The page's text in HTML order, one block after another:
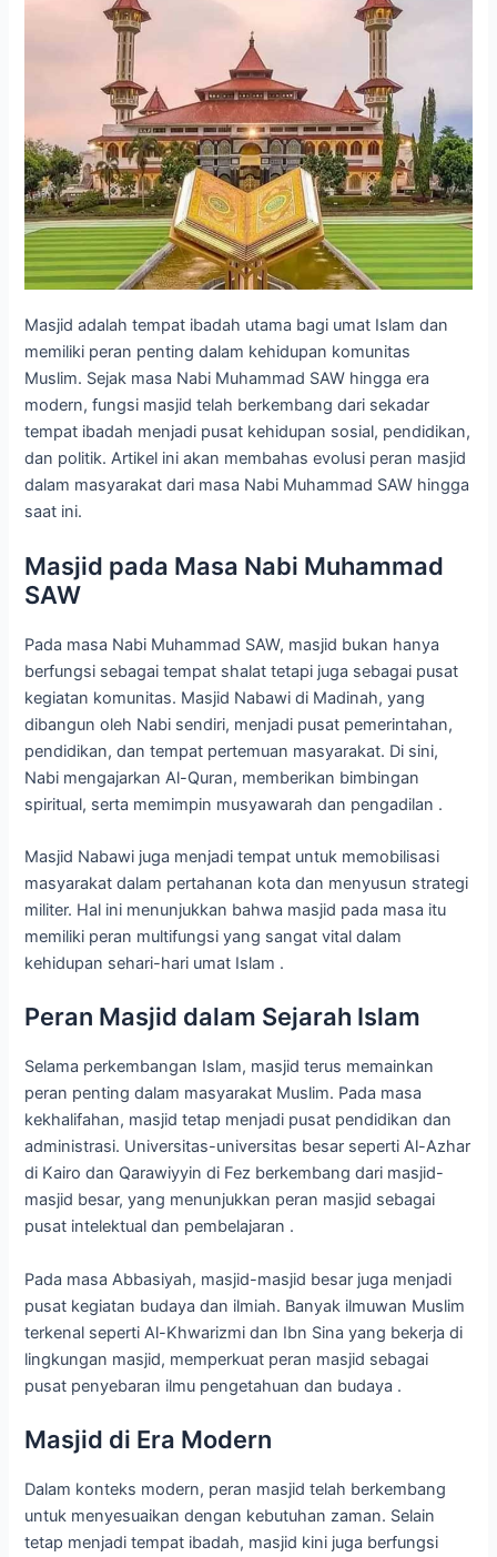
Masjid adalah tempat ibadah utama bagi umat Islam dan
memiliki peran penting dalam kehidupan komunitas
Muslim. Sejak masa Nabi Muhammad SAW hingga era
modern, fungsi masjid telah berkembang dari sekadar
tempat ibadah menjadi pusat kehidupan sosial, pendidikan,
dan politik. Artikel ini akan membahas evolusi peran masjid
dalam masyarakat dari masa Nabi Muhammad SAW hingga
saat ini.
Masjid pada Masa Nabi Muhammad
SAW
Pada masa Nabi Muhammad SAW, masjid bukan hanya
berfungsi sebagai tempat shalat tetapi juga sebagai pusat
kegiatan komunitas. Masjid Nabawi di Madinah, yang
dibangun oleh Nabi sendiri, menjadi pusat pemerintahan,
pendidikan, dan tempat pertemuan masyarakat. Di sini,
Nabi mengajarkan Al-Quran, memberikan bimbingan
spiritual, serta memimpin musyawarah dan pengadilan .
Masjid Nabawi juga menjadi tempat untuk memobilisasi
masyarakat dalam pertahanan kota dan menyusun strategi
militer. Hal ini menunjukkan bahwa masjid pada masa itu
memiliki peran multifungsi yang sangat vital dalam
kehidupan sehari-hari umat Islam .
Peran Masjid dalam Sejarah Islam
Selama perkembangan Islam, masjid terus memainkan
peran penting dalam masyarakat Muslim. Pada masa
kekhalifahan, masjid tetap menjadi pusat pendidikan dan
administrasi. Universitas-universitas besar seperti Al-Azhar
di Kairo dan Qarawiyyin di Fez berkembang dari masjid-
masjid besar, yang menunjukkan peran masjid sebagai
pusat intelektual dan pembelajaran .
Pada masa Abbasiyah, masjid-masjid besar juga menjadi
pusat kegiatan budaya dan ilmiah. Banyak ilmuwan Muslim
terkenal seperti Al-Khwarizmi dan Ibn Sina yang bekerja di
lingkungan masjid, memperkuat peran masjid sebagai
pusat penyebaran ilmu pengetahuan dan budaya .
Masjid di Era Modern
Dalam konteks modern, peran masjid telah berkembang
untuk menyesuaikan dengan kebutuhan zaman. Selain
tetap menjadi tempat ibadah, masjid kini juga berfungsi